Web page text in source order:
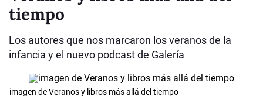
tiempo
Los autores que nos marcaron los veranos de la
infancia y el nuevo podcast de Galería
imagen de Veranos y libros más allá del tiempo